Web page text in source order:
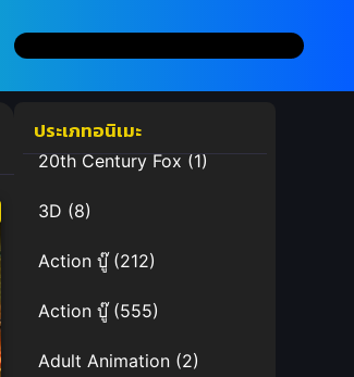
ประเภทอนิเมะ
20th Century Fox(1)
3D (8)
Action บู๊(212)
Action บู๊(555)
Adult Animation (2)